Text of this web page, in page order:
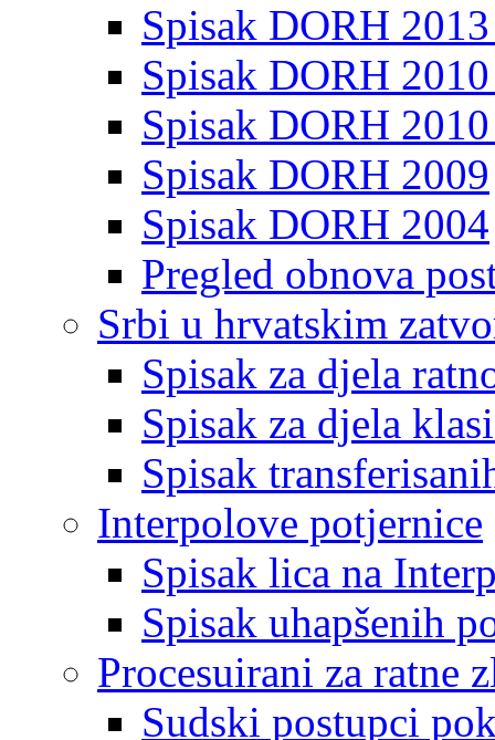
Spisak DORH
Spisak DORH
Spisak DORH
Spisak DORH 2009
Spisak DORH 2004
Pregled obnova
Srbi u hrvatskim
Spisak za djela
Spisak za djela
Spisak
Interpolove potjernice
Spisak lica na
Spisak uhapšenih
Procesuirani za ratne
Sudski postupci